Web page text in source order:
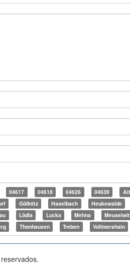
04617 04618 04626 04639
Gößnitz Haselbach Heukewalde
Lödla Lucka Mehna
Thonhausen Treben Vollmershain